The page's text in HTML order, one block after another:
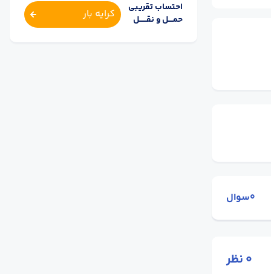
0سوال
0نظر
احتساب تقریبی
حمــــل و نقــــــل
کرایه بار